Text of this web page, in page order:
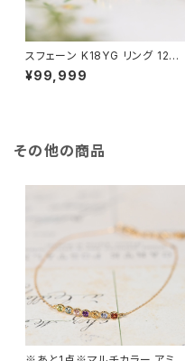
スフェーン K18YG リング 12号
（JK6390）
¥99,999
その他の商品